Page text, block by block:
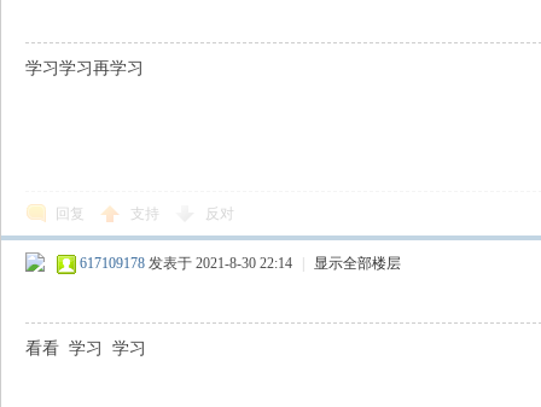
学习学习再学习
回复 支持 反对
617109178 发表于 2021-8-30 22:14 显示全部楼层
看看 学习 学习